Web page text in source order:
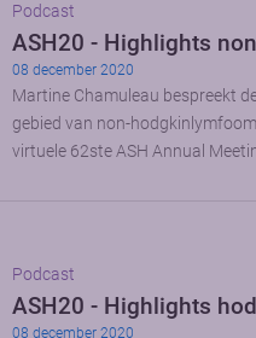
Podcast
ASH20 - Highlights
08 december 2020
Martine Chamuleau bespreekt
gebied van non-
virtuele 62ste ASH Annual
Podcast
ASH20 - Highlights
08 december 2020